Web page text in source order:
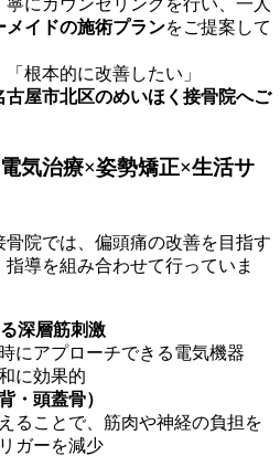
にカウンセリングを行い、一人
メイドの施術プランをご提案して
根本的に改善したい」
古屋市北区のめいほく接骨院へご
気治療×姿勢矯正×生活サ
院では、偏頭痛の改善を目指す
導を組み合わせて行っていま
深層筋刺激
アプローチできる電気機器
に効果的
・頭蓋骨）
ことで、筋肉や神経の負担を
ガーを減少